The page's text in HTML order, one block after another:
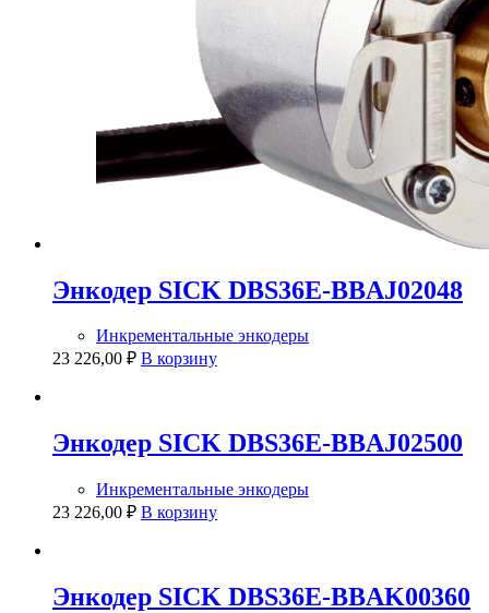
Энкодер SICK DBS36E-BBAJ02048
Инкрементальные энкодеры
23 226,00 ₽ В корзину
Энкодер SICK DBS36E-BBAJ02500
Инкрементальные энкодеры
23 226,00 ₽ В корзину
Энкодер SICK DBS36E-BBAK00360